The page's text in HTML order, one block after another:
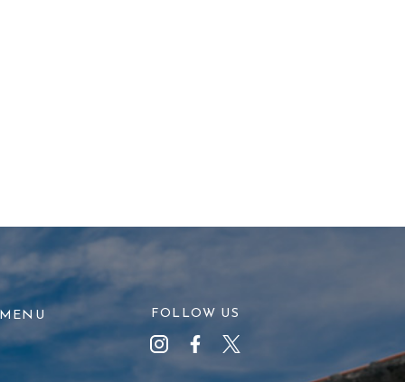
FOLLOW US